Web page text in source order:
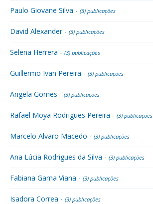
Paulo Giovane Silva - (3) publicações
David Alexander - (3) publicações
Selena Herrera - (3) publicações
Guillermo Ivan Pereira - (3) publicações
Angela Gomes - (3) publicações
Rafael Moya Rodrigues Pereira - (3) publicações
Marcelo Alvaro Macedo - (3) publicações
Ana Lúcia Rodrigues da Silva - (3) publicações
Fabiana Gama Viana - (3) publicações
Isadora Correa - (3) publicações